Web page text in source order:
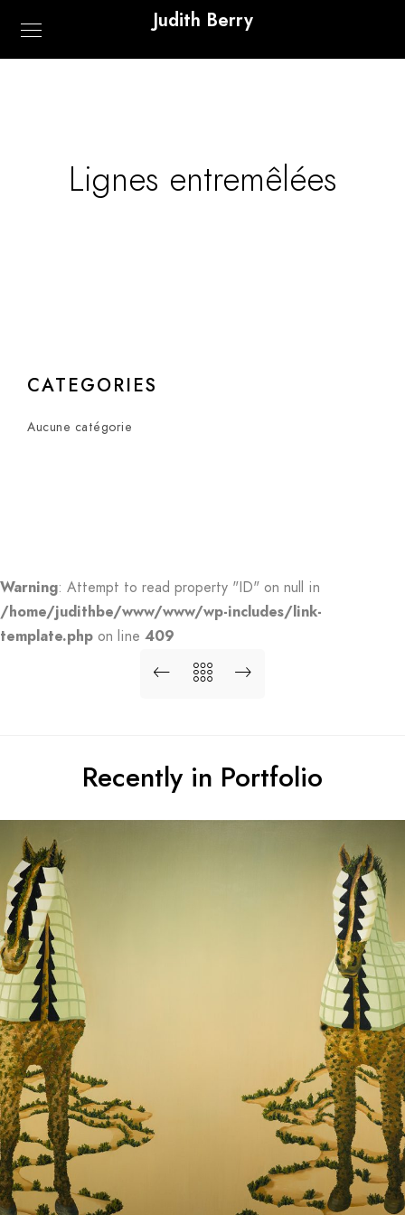
Judith Berry
Lignes entremêlées
CATEGORIES
Aucune catégorie
Warning: Attempt to read property "ID" on null in
/home/judithbe/www/www/wp-includes/link-
template.php on line 409
Recently in Portfolio